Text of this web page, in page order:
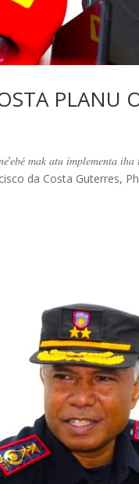
PLANU
𝑛𝑒’𝑒𝑏𝑒́ 𝑚𝑎𝑘 𝑎𝑡𝑢
da Costa Guterres,